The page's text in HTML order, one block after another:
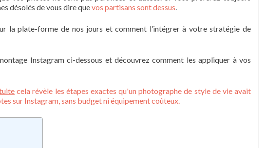
désolés de vous dire quevos partisans sont dessus.
la plate-forme de nos jours et comment l’intégrer à votre stratégie de
Instagram ci-dessous et découvrez comment les appliquer à vos
cela révèle les étapes exactes qu'un photographe de style de vie avait
sur Instagram, sans budget ni équipement coûteux.